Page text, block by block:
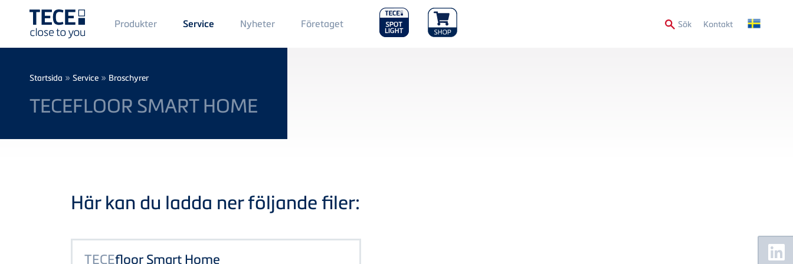
Main
Menü
1
Produkter Service Nyheter Main
Menu
Företaget SökSecondary
Kontakt
Breadcrumb
Startsida » Service » Broschyrer
TECEFLOOR SMART HOME
Här kan du ladda ner följande filer:
TECEfloor Smart Home
Floating